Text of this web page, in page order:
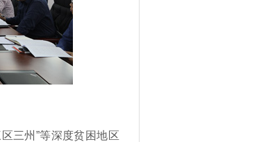
三州”等深度贫困地区